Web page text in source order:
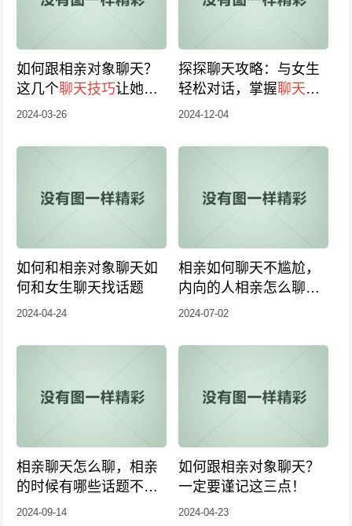
如何跟相亲对象聊天？
这几个聊天技巧让她主
动找你！
2024-03-26
探探聊天攻略：与女生
轻松对话，掌握聊天技
巧提升撩妹成功率
2024-12-04
如何和相亲对象聊天如
何和女生聊天找话题
2024-04-24
相亲如何聊天不尴尬，
内向的人相亲怎么聊
天？
2024-07-02
相亲聊天怎么聊，相亲
的时候有哪些话题不可
以聊
2024-09-14
如何跟相亲对象聊天？
一定要谨记这三点！
2024-04-23